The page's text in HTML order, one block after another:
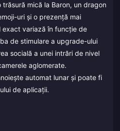
mică la Baron, un dragon
uri și o prezență mai
exact variază în funcție de
de stimulare a upgrade-ului
socială a unei intrări de nivel
aglomerate.
automat lunar și poate fi
de aplicații.